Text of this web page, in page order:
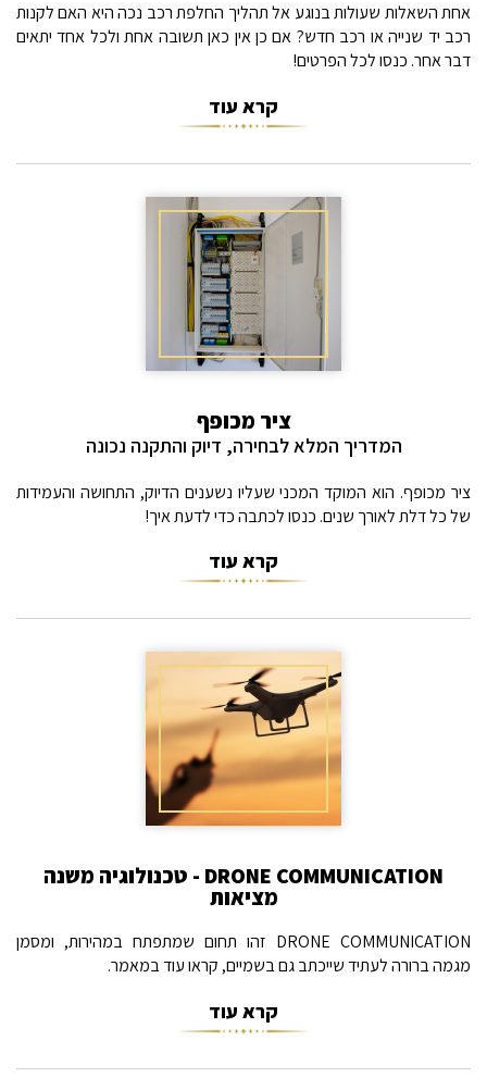
אחת השאלות שעולות בנוגע אל תהליך החלפת רכב נכה היא האם לקנות
רכב יד שנייה או רכב חדש? אם כן אין כאן תשובה אחת ולכל אחד יתאים
דבר אחר. כנסו לכל הפרטים!
קרא עוד
ציר מכופף
המדריך המלא לבחירה, דיוק והתקנה נכונה
ציר מכופף. הוא המוקד המכני שעליו נשענים הדיוק, התחושה והעמידות
של כל דלת לאורך שנים. כנסו לכתבה כדי לדעת איך!
קרא עוד
DRONE COMMUNICATION - טכנולוגיה משנה
מציאות
DRONE COMMUNICATION זהו תחום שמתפתח במהירות, ומסמן
מגמה ברורה לעתיד שייכתב גם בשמיים, קראו עוד במאמר.
קרא עוד